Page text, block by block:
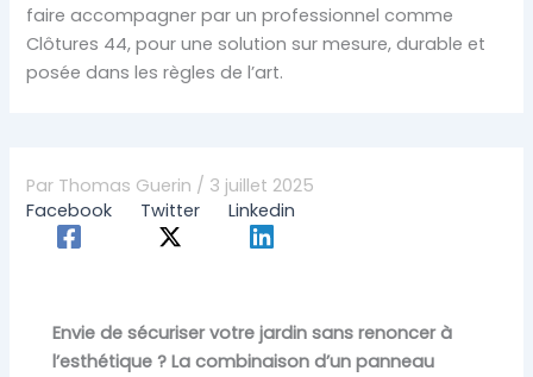
faire accompagner par un professionnel comme
Clôtures 44, pour une solution sur mesure, durable et
posée dans les règles de l’art.
Par Thomas Guerin / 3 juillet 2025
Facebook
Twitter Linkedin
Envie de sécuriser votre jardin sans renoncer à
l’esthétique ? La combinaison d’un panneau